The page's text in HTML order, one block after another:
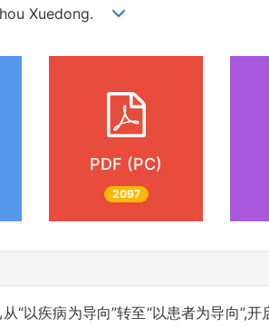
Xuedong.
PDF (PC)
2097
“以疾病为导向”转至“以患者为导向”,